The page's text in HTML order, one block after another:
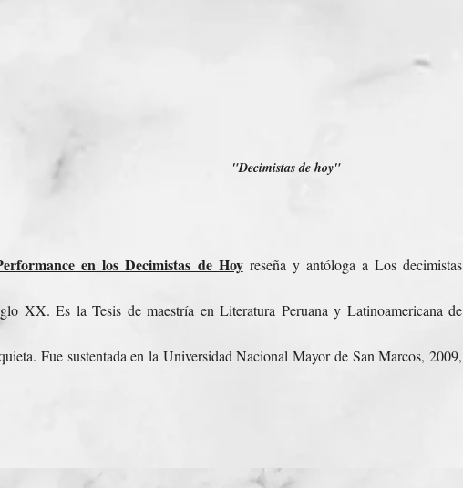
"Decimistas de hoy"
en los Decimistas de Hoyreseña y antóloga a Los decimistas
XX. Es la Tesis de maestría en Literatura Peruana y Latinoamericana de
Fue sustentada en la Universidad Nacional Mayor de San Marcos, 2009,